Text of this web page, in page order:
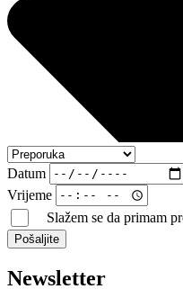
Datum
Vrijeme
Slažem se da primam
Pošaljite
Newsletter